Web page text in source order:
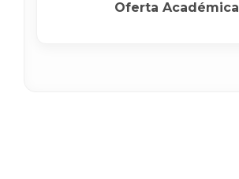
Oferta Académica